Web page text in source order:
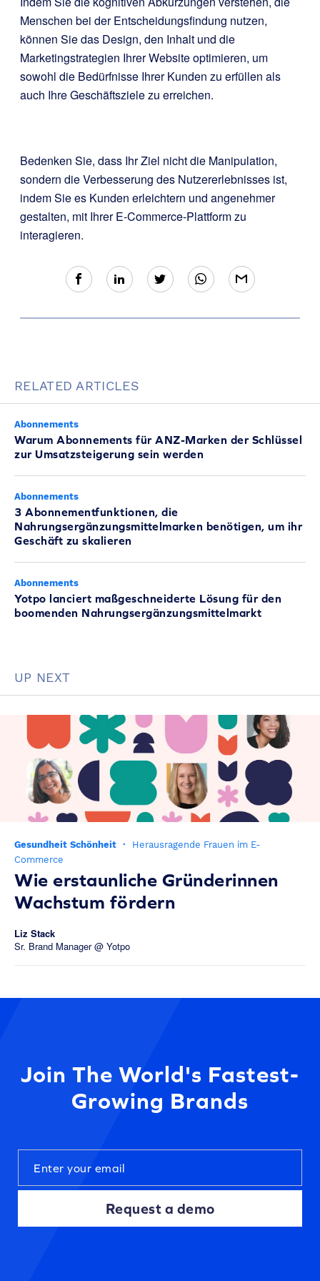
Menschen bei der Entscheidungsfindung nutzen,
können Sie das Design, den Inhalt und die
Marketingstrategien Ihrer Website optimieren, um
sowohl die Bedürfnisse Ihrer Kunden zu erfüllen als
auch Ihre Geschäftsziele zu erreichen.
Bedenken Sie, dass Ihr Ziel nicht die Manipulation,
sondern die Verbesserung des Nutzererlebnisses ist,
indem Sie es Kunden erleichtern und angenehmer
gestalten, mit Ihrer E-Commerce-Plattform zu
interagieren.
RELATED ARTICLES
Abonnements
Warum Abonnements für ANZ-Marken der Schlüssel
zur Umsatzsteigerung sein werden
Abonnements
3 Abonnementfunktionen, die
Nahrungsergänzungsmittelmarken benötigen, um ihr
Geschäft zu skalieren
Abonnements
Yotpo lanciert maßgeschneiderte Lösung für den
boomenden Nahrungsergänzungsmittelmarkt
UP NEXT
Gesundheit Schönheit ·
Herausragende Frauen im E-
Commerce
Wie erstaunliche Gründerinnen
Wachstum fördern
Liz Stack
Sr. Brand Manager @ Yotpo
Join The World's Fastest-
Growing Brands
Request a demo